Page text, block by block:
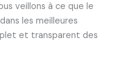
veillons à ce que le
les meilleures
et transparent des